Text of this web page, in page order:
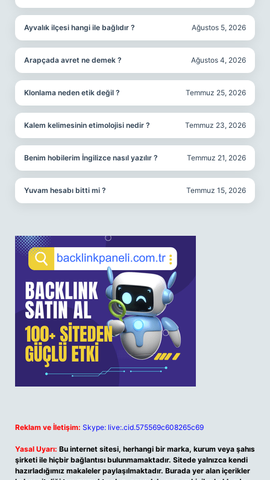
Ayvalık ilçesi hangi ile bağlıdır ? Ağustos 5, 2026
Arapçada avret ne demek ? Ağustos 4, 2026
Klonlama neden etik değil ? Temmuz 25, 2026
Kalem kelimesinin etimolojisi nedir ? Temmuz 23, 2026
Benim hobilerim İngilizce nasıl yazılır ? Temmuz 21, 2026
Yuvam hesabı bitti mi ? Temmuz 15, 2026
Reklam ve İletişim: Skype: live:.cid.575569c608265c69
Yasal Uyarı: Bu internet sitesi, herhangi bir marka, kurum veya şahıs
şirketi ile hiçbir bağlantısı bulunmamaktadır. Sitede yalnızca kendi
hazırladığımız makaleler paylaşılmaktadır. Burada yer alan içerikler